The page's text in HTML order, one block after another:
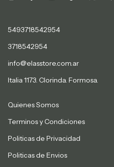
5493718542954
3718542954
info@elasstore.com.ar
Italia 1173. Clorinda. Formosa.
Quienes Somos
Terminos y Condiciones
Politicas de Privacidad
Politicas de Envios